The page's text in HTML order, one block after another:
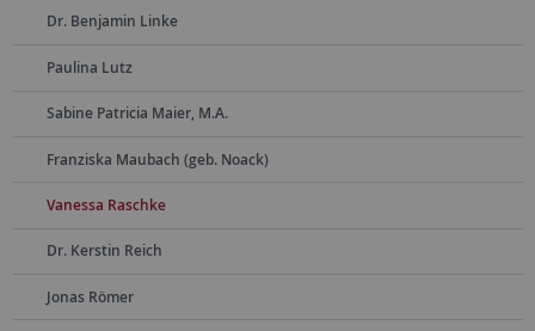
Dr. Benjamin Linke
Paulina Lutz
Sabine Patricia Maier, M.A.
Franziska Maubach (geb. Noack)
Vanessa Raschke
Dr. Kerstin Reich
Jonas Römer